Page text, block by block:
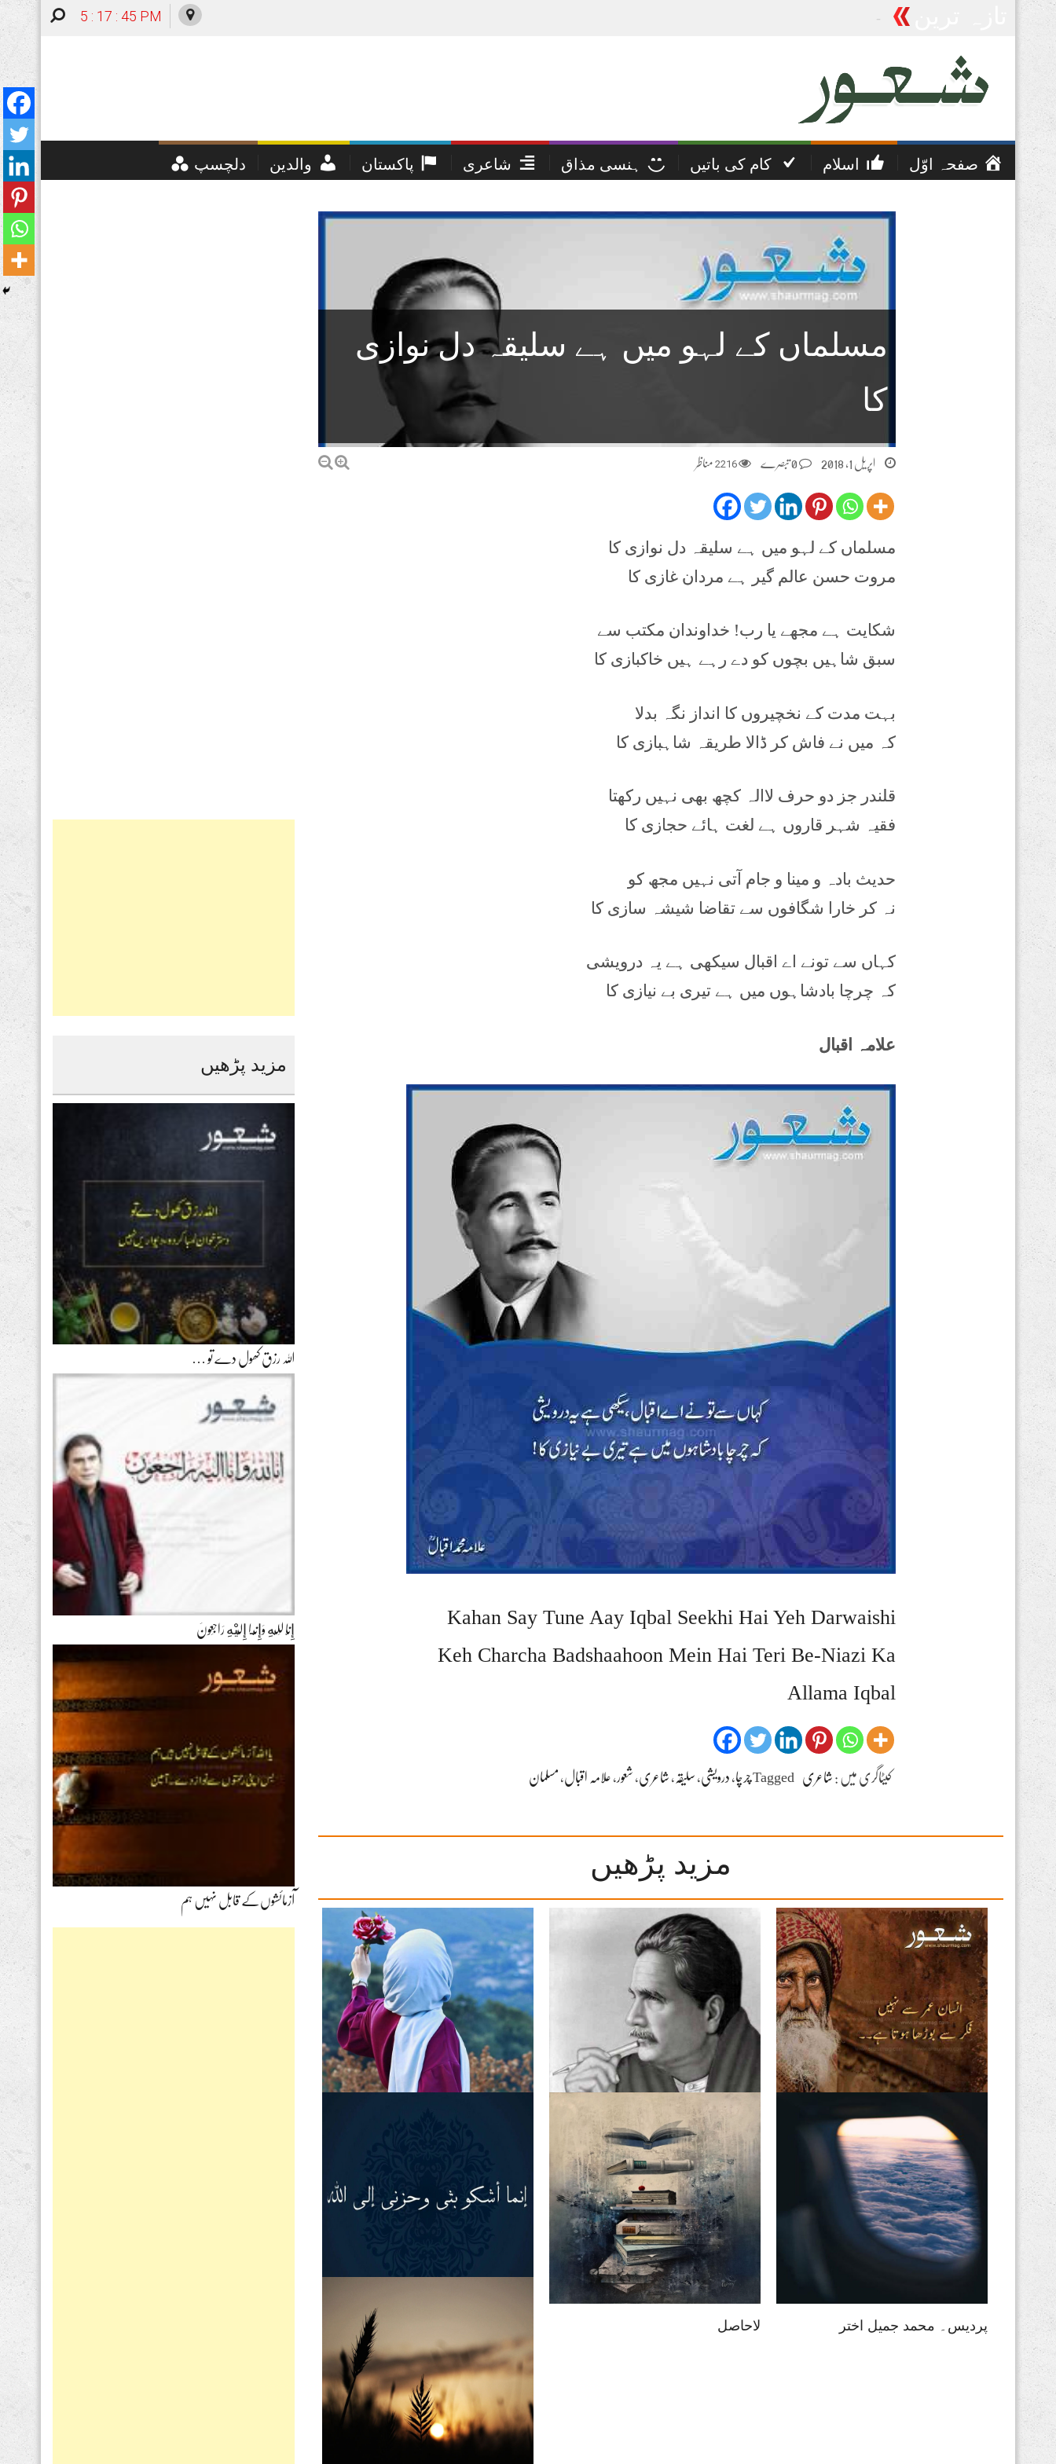
پریشانی اور غم کی دعا 5 : 17 : 46 PM
صفحہ اوّل اسلام کام کی باتیں ہنسی مذاق شاعری پاکستان والدین دلچسپ
مسلماں کے لہو میں ہے سلیقہ دل نوازی
کا
اپریل 1, 2018 0 تبصرے 2216 مناظر
مسلماں کے لہو میں ہے سلیقہ دل نوازی کا
مروت حسن عالم گیر ہے مردان غازی کا
شکایت ہے مجھے یا رب! خداوندان مکتب سے
سبق شاہیں بچوں کو دے رہے ہیں خاکبازی کا
بہت مدت کے نخچیروں کا انداز نگہ بدلا
کہ میں نے فاش کر ڈالا طریقہ شاہبازی کا
قلندر جز دو حرف لاالہ کچھ بھی نہیں رکھتا
فقیہ شہر قاروں ہے لغت ہائے حجازی کا
حدیث بادہ و مینا و جام آتی نہیں مجھ کو
نہ کر خارا شگافوں سے تقاضا شیشہ سازی کا
کہاں سے تونے اے اقبال سیکھی ہے یہ درویشی
کہ چرچا بادشاہوں میں ہے تیری بے نیازی کا
علامہ اقبال
Kahan Say Tune Aay Iqbal Seekhi Hai Yeh Darwaishi
Keh Charcha Badshaahoon Mein Hai Teri Be-Niazi Ka
Allama Iqbal
کیٹاگری میں : شاعری Taggedچرچا، درویشی، سلیقہ ، شاعری، شعور ، علامہ اقبال، مسلمان
مزید پڑھیں
اقبال تیری عظمت کی داستاں
فکریں انسان کو بوڑھا کرتی
ہیں
لاحاصل پردیس۔ محمد جمیل اختر
مزید پڑھیں
اللہ رزق کھول دے تو …
إِنَّا لِلّهِ وَإِنَّـا إِلَيْهِ رَاجِعونَ
آزمائشوں‌کے قابل نہیں ہم